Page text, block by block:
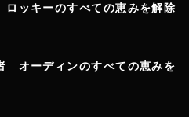
ッキーのすべての恵みを解除
オーディンのすべての恵みを